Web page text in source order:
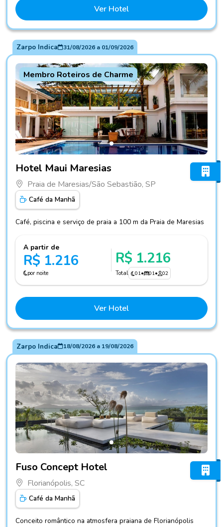
Ver Hotel
Zarpo Indica 31/08/2026a 01/09/2026
Membro Roteiros de Charme
Hotel Maui Maresias
Praia de Maresias/São Sebastião, SP
Café da Manhã
Café, piscina e serviço de praia a 100 m da Praia de Maresias
A partir de
R$ 1.216
por noite
R$ 1.216
Total 01• 01• 02
Ver Hotel
Zarpo Indica 18/08/2026a 19/08/2026
Fuso Concept Hotel
Florianópolis, SC
Café da Manhã
Conceito romântico na atmosfera praiana de Florianópolis